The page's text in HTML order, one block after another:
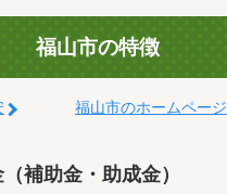
福山市の特徴
福山市のホームページ
補助金・助成金）